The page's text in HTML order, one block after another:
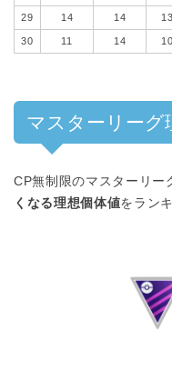
29 14 14 13
30 11 14 10
マスターリーグ
CP無制限のマスターリー
くなる理想個体値をラン